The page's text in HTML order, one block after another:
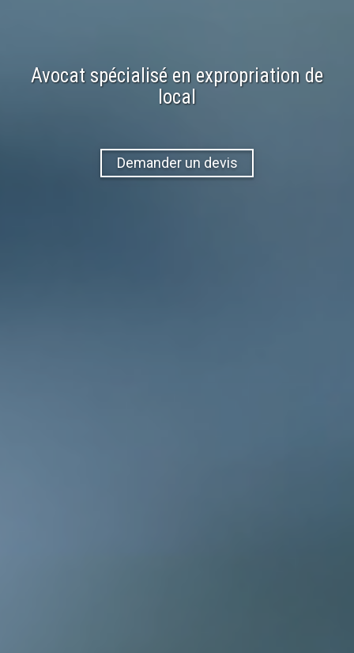
Avocat spécialisé en expropriation de
local
Demander un devis